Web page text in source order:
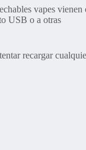
vapes vienen
USB o a otras
recargar